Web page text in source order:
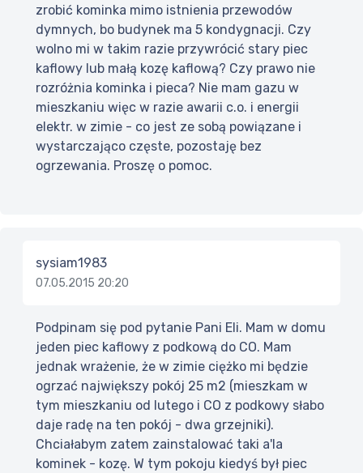
zrobić kominka mimo istnienia przewodów
dymnych, bo budynek ma 5 kondygnacji. Czy
wolno mi w takim razie przywrócić stary piec
kaflowy lub małą kozę kaflową? Czy prawo nie
rozróżnia kominka i pieca? Nie mam gazu w
mieszkaniu więc w razie awarii c.o. i energii
elektr. w zimie - co jest ze sobą powiązane i
wystarczająco częste, pozostaję bez
ogrzewania. Proszę o pomoc.
sysiam1983
07.05.2015 20:20
Podpinam się pod pytanie Pani Eli. Mam w domu
jeden piec kaflowy z podkową do CO. Mam
jednak wrażenie, że w zimie ciężko mi będzie
ogrzać największy pokój 25 m2 (mieszkam w
tym mieszkaniu od lutego i CO z podkowy słabo
daje radę na ten pokój - dwa grzejniki).
Chciałabym zatem zainstalować taki a'la
kominek - kozę. W tym pokoju kiedyś był piec